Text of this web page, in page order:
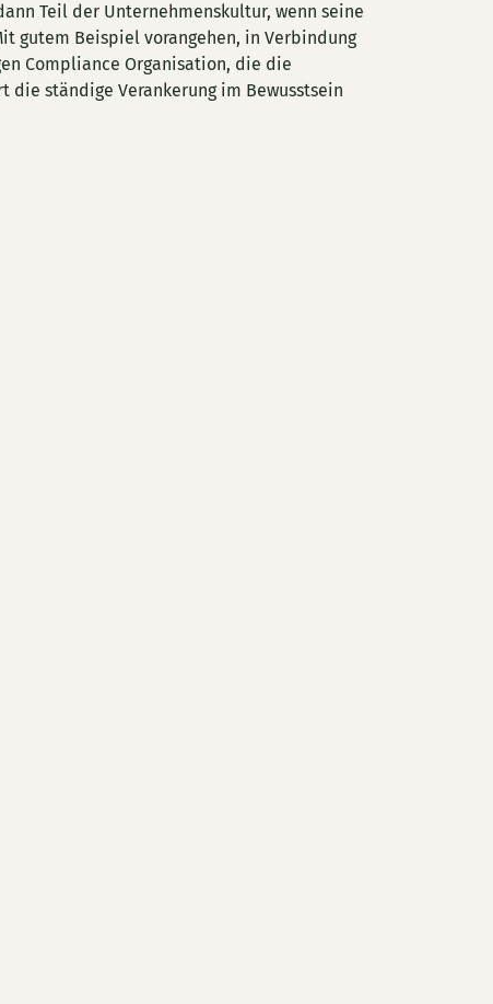
Teil der Unternehmenskultur, wenn seine
gutem Beispiel vorangehen, in Verbindung
Compliance Organisation, die die
ständige Verankerung im Bewusstsein